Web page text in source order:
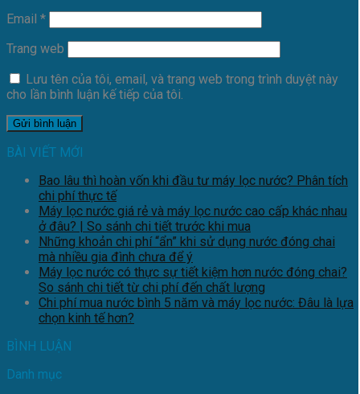
Email *
Trang web
Lưu tên của tôi, email, và trang web trong trình duyệt này
cho lần bình luận kế tiếp của tôi.
BÀI VIẾT MỚI
Bao lâu thì hoàn vốn khi đầu tư máy lọc nước? Phân tích
chi phí thực tế
Máy lọc nước giá rẻ và máy lọc nước cao cấp khác nhau
ở đâu? | So sánh chi tiết trước khi mua
Những khoản chi phí “ẩn” khi sử dụng nước đóng chai
mà nhiều gia đình chưa để ý
Máy lọc nước có thực sự tiết kiệm hơn nước đóng chai?
So sánh chi tiết từ chi phí đến chất lượng
Chi phí mua nước bình 5 năm và máy lọc nước: Đâu là lựa
chọn kinh tế hơn?
BÌNH LUẬN
Danh mục